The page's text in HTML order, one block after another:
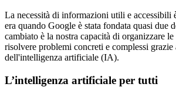
La necessità di informazioni utili e accessibili
era quando Google è stata fondata quasi due
cambiato è la nostra capacità di organizzare
risolvere problemi concreti e complessi grazie
dell'intelligenza artificiale (IA).
L’intelligenza artificiale per tutti